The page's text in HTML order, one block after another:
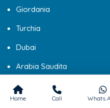
Giordania
Turchia
Dubai
Arabia Saudita
Home Call Whats